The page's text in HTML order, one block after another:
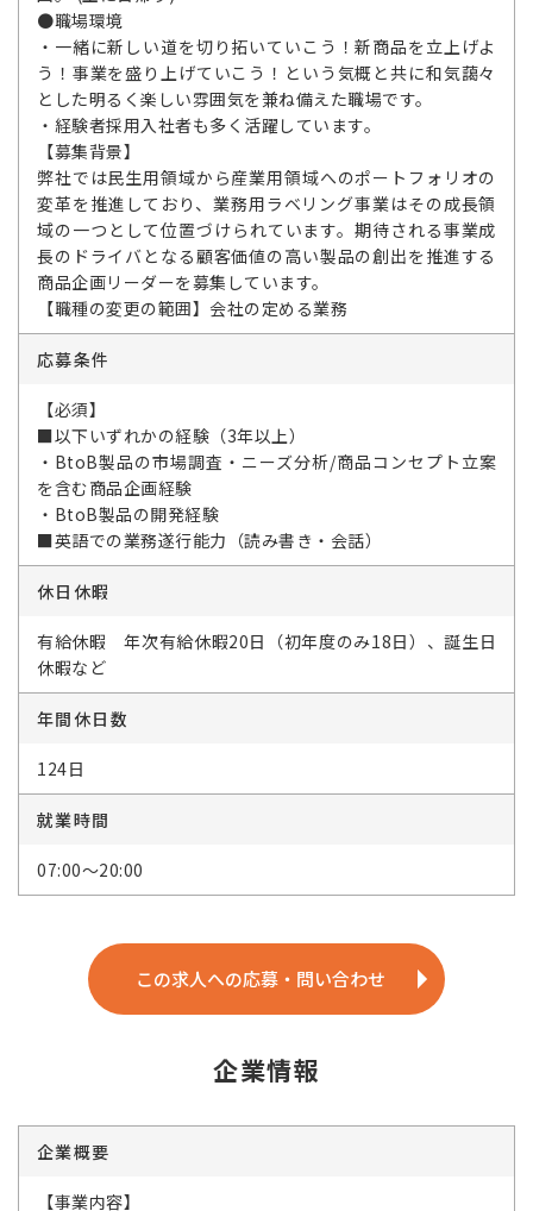
●職場環境
・一緒に新しい道を切り拓いていこう！新商品を立上げよ
う！事業を盛り上げていこう！という気概と共に和気藹々
とした明るく楽しい雰囲気を兼ね備えた職場です。
・経験者採用入社者も多く活躍しています。
【募集背景】
弊社では民生用領域から産業用領域へのポートフォリオの
変革を推進しており、業務用ラベリング事業はその成長領
域の一つとして位置づけられています。期待される事業成
長のドライバとなる顧客価値の高い製品の創出を推進する
商品企画リーダーを募集しています。
【職種の変更の範囲】会社の定める業務
応募条件
【必須】
■以下いずれかの経験（3年以上）
・BtoB製品の市場調査・ニーズ分析/商品コンセプト立案
を含む商品企画経験
・BtoB製品の開発経験
■英語での業務遂行能力（読み書き・会話）
休日休暇
有給休暇 年次有給休暇20日（初年度のみ18日）、誕生日
休暇など
年間休日数
124日
就業時間
07:00～20:00
この求人への応募・問い合わせ
企業情報
企業概要
【事業内容】